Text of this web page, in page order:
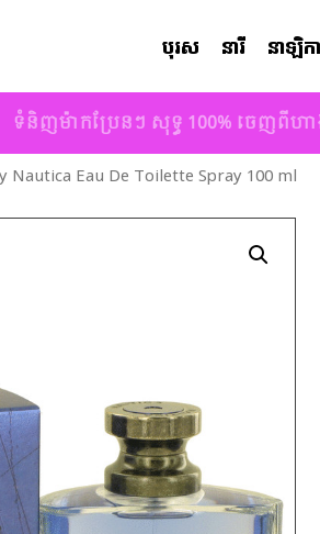
បុរស នារី នាឡិកា
ទំនិញម៉ាកប្រែនៗ សុទ្ធ 100% ចេញពីហ
Nautica Eau De Toilette Spray 100 ml